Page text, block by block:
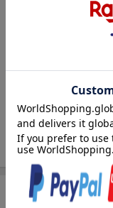
発行形態
ISBN
商品説明